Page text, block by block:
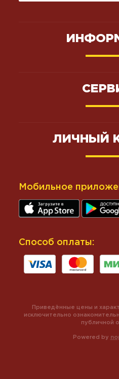
ЛИЧНЫЙ
Мобильное
Способ оплаты:
Powered by
Приведённые цены и
исключительно
публичной